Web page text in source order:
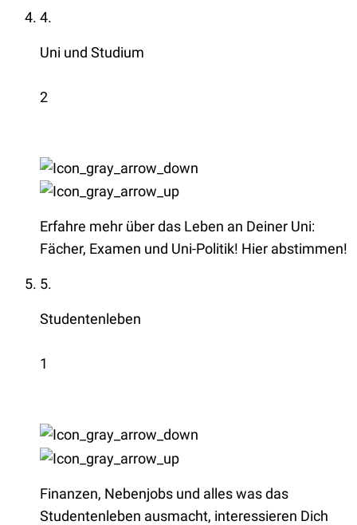
4.
Uni und Studium
2
Erfahre mehr über das Leben an Deiner Uni:
Fächer, Examen und Uni-Politik! Hier abstimmen!
5.
Studentenleben
1
Finanzen, Nebenjobs und alles was das
Studentenleben ausmacht, interessieren Dich